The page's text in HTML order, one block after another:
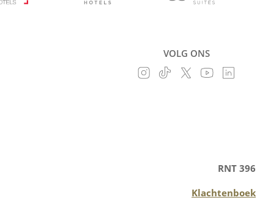
VOLG ONS
RNT 396
Klachtenboek